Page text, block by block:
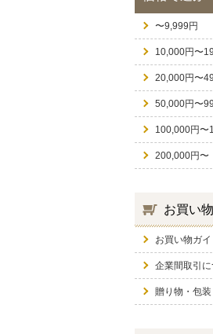
〜9,999円
10,000円〜
20,000円〜
50,000円〜
100,000円〜
200,000円〜
お買い
お買い物ガイ
企業間取引
贈り物・包